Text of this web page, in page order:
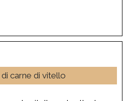
carne di vitello